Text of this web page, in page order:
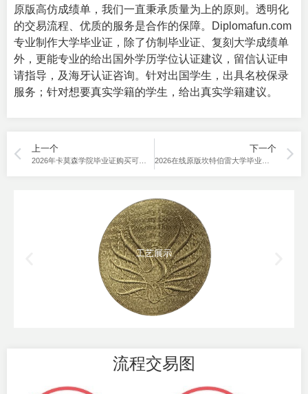
原版高仿成绩单，我们一直秉承质量为上的原则。透明化
的交易流程、优质的服务是合作的保障。Diplomafun.com
专业制作大学毕业证 ，除了仿制毕业证、复刻大学成绩单
外，更能专业的给出国外学历学位认证建议，留信认证申
请指导，及海牙认证咨询。针对出国学生，出具名校保录
服务；针对想要真实学籍的学生，给出真实学籍建议。
上一个 下一个
工艺展示
流程交易图